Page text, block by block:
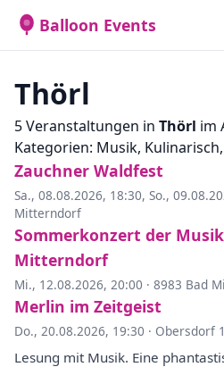
Balloon Events
Thörl
5 Veranstaltungen in Thörl im
Kategorien: Musik,
Zauchner Waldfest
Sa., 08.08.2026, 18:30, So.,
Mitterndorf
Sommerkonzert der
Mitterndorf
Mi., 12.08.2026, 20:00 · 8983 Bad
Merlin im Zeitgeist
Do., 20.08.2026, 19:30 · Obersdorf
Lesung mit Musik. Eine